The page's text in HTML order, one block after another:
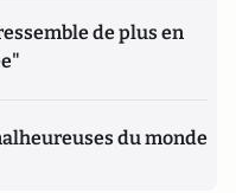
de plus en
du monde